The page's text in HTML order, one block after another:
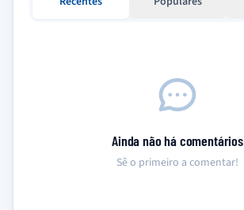
Ainda não há comentários
Sê o primeiro a comentar!